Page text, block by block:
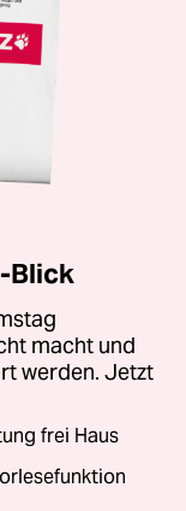
Blick
macht und
werden. Jetzt
frei Haus